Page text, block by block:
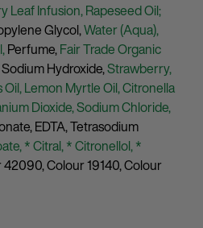
Leaf Infusion,Rapeseed Oil;
Glycol,Water (Aqua),
Perfume,Fair Trade Organic
Sodium Hydroxide,Strawberry,
Oil,Lemon Myrtle Oil,Citronella
Dioxide,Sodium Chloride,
EDTA,Tetrasodium
* Citral,* Citronellol,*
42090,Colour 19140,Colour